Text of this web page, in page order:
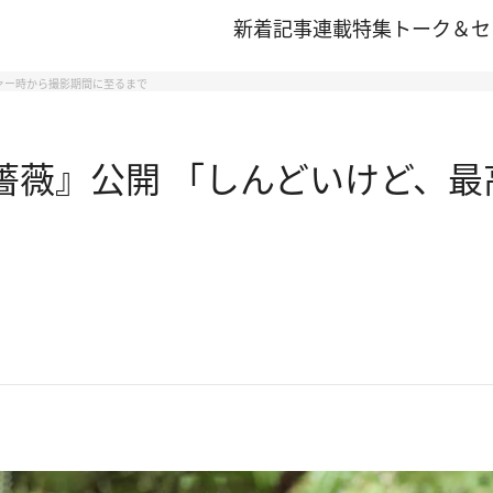
新着記事連載特集 トーク＆
時から撮影期間に至るまで
薇』公開 「しんどいけど、